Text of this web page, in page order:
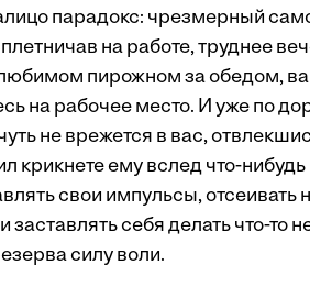
парадокс: чрезмерный
на работе, труднее
пирожном за обедом,
на рабочее место. И уже по
не врежется в вас,
крикнете ему вслед что-
свои импульсы,
заставлять себя делать что-то
силу воли.